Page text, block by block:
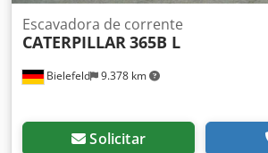
Bielefeld 9.378 km
Escavadora de corrente
CATERPILLAR365B L
Solicitar